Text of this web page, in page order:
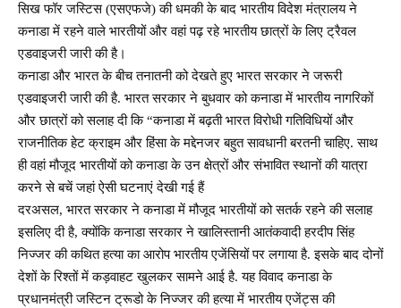
सिख फॉर जस्टिस (एसएफजे) की धमकी के बाद भारतीय विदेश मंत्रालय ने
कनाडा में रहने वाले भारतीयों और वहां पढ़ रहे भारतीय छात्रों के लिए ट्रैवल
एडवाइजरी जारी की है।
कनाडा और भारत के बीच तनातनी को देखते हुए भारत सरकार ने जरूरी
एडवाइजरी जारी की है. भारत सरकार ने बुधवार को कनाडा में भारतीय नागरिकों
और छात्रों को सलाह दी कि “कनाडा में बढ़ती भारत विरोधी गतिविधियों और
राजनीतिक हेट क्राइम और हिंसा के मद्देनजर बहुत सावधानी बरतनी चाहिए. साथ
ही वहां मौजूद भारतीयों को कनाडा के उन क्षेत्रों और संभावित स्थानों की यात्रा
करने से बचें जहां ऐसी घटनाएं देखी गई हैं
दरअसल, भारत सरकार ने कनाडा में मौजूद भारतीयों को सतर्क रहने की सलाह
इसलिए दी है, क्योंकि कनाडा सरकार ने खालिस्तानी आतंकवादी हरदीप सिंह
निज्जर की कथित हत्या का आरोप भारतीय एजेंसियों पर लगाया है. इसके बाद दोनों
देशों के रिश्तों में कड़वाहट खुलकर सामने आई है. यह विवाद कनाडा के
प्रधानमंत्री जस्टिन ट्रूडो के निज्जर की हत्या में भारतीय एजेंट्स की